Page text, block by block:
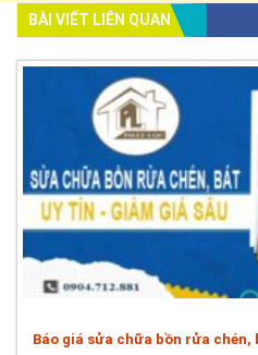
BÀI VIẾT LIÊN QUAN
Báo giá sửa chữa bồn rửa chén,